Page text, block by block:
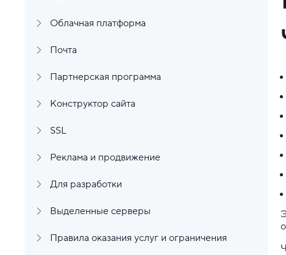
Облачная платформа
Почта
Партнерская программа
Конструктор сайта
SSL
Реклама и продвижение
Для разработки
Выделенные серверы
Правила оказания услуг и ограничения